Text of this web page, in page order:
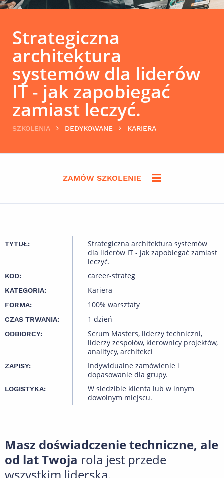
Strategiczna
architektura
systemów dla liderów
IT - jak zapobiegać
zamiast leczyć.
SZKOLENIA DEDYKOWANE KARIERA
ZAMÓW SZKOLENIE
TYTUŁ:
Strategiczna architektura systemów
dla liderów IT - jak zapobiegać zamiast
leczyć.
KOD: career-strateg
KATEGORIA: Kariera
FORMA: 100% warsztaty
CZAS TRWANIA: 1 dzień
ODBIORCY:
Scrum Masters, liderzy techniczni,
liderzy zespołów, kierownicy projektów,
analitycy, architekci
ZAPISY:
Indywidualne zamówienie i
dopasowanie dla grupy.
LOGISTYKA:
W siedzibie klienta lub w innym
dowolnym miejscu.
Masz doświadczenie techniczne, ale
od lat Twoja rola jest przede